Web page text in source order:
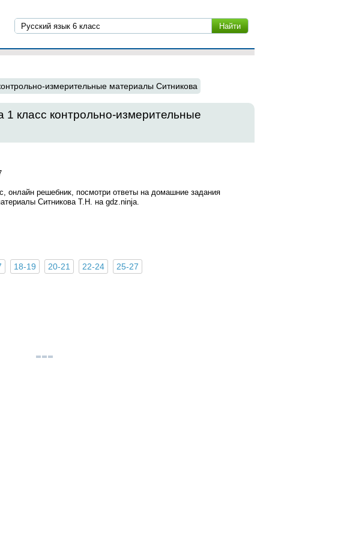
измерительные материалы Ситникова
класс контрольно-измерительные
онлайн решебник, посмотри ответы на домашние задания
Ситникова Т.Н. на gdz.ninja.
18-19 20-21 22-24 25-27